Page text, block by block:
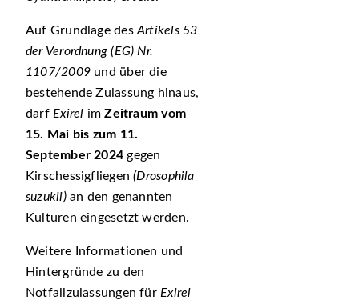
Auf Grundlage des Artikels 53
der Verordnung (EG) Nr.
1107/2009und über die
bestehende Zulassung hinaus,
darf Exirel imZeitraum vom
15. Mai bis zum 11.
September 2024 gegen
Kirschessigfliegen(Drosophila
suzukii) an den genannten
Kulturen eingesetzt werden.
Weitere Informationen und
Hintergründe zu den
Notfallzulassungen für Exirel